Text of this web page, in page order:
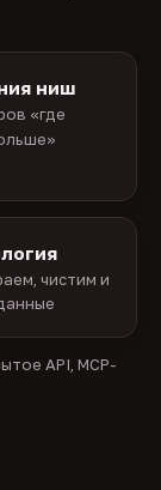
ниш
«где
чистим и
API, MCP-